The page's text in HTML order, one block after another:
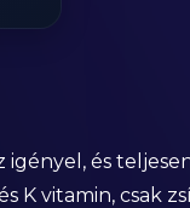
és
K vitamin, csak